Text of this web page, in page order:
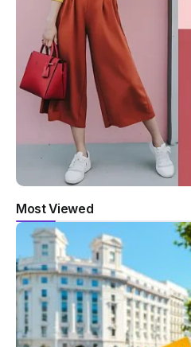
Most Viewed